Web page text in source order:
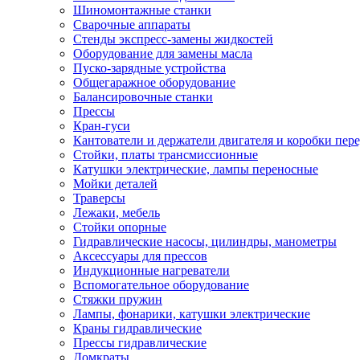
Шиномонтажные станки
Сварочные аппараты
Стенды экспресс-замены жидкостей
Оборудование для замены масла
Пуско-зарядные устройства
Общегаражное оборудование
Балансировочные станки
Прессы
Кран-гуси
Кантователи и держатели двигателя и коробки
Стойки, платы трансмиссионные
Катушки электрические, лампы переносные
Мойки деталей
Траверсы
Лежаки, мебель
Стойки опорные
Гидравлические насосы, цилиндры, манометры
Аксессуары для прессов
Индукционные нагреватели
Вспомогательное оборудование
Стяжки пружин
Лампы, фонарики, катушки электрические
Краны гидравлические
Прессы гидравлические
Домкраты